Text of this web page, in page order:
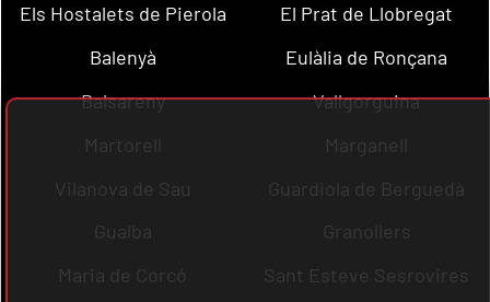
Els Hostalets de Pierola
El Prat de Llobregat
Balenyà
Eulàlia de Ronçana
Balsareny
Vallgorguina
Martorell
Marganell
Vilanova de Sau
Guardiola de Berguedà
Gualba
Granollers
Maria de Corcó
Sant Esteve Sesrovires